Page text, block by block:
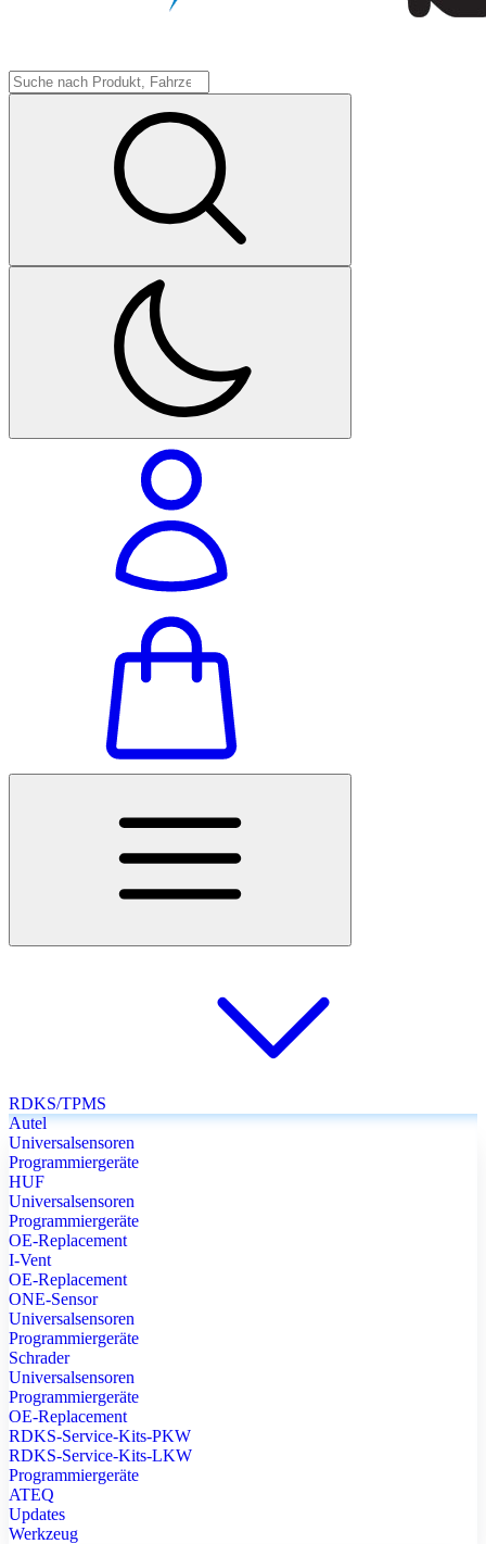
RDKS/TPMS
Autel
Universalsensoren
Programmiergeräte
HUF
Universalsensoren
Programmiergeräte
OE-Replacement
I-Vent
OE-Replacement
ONE-Sensor
Universalsensoren
Programmiergeräte
Schrader
Universalsensoren
Programmiergeräte
OE-Replacement
RDKS-Service-Kits-PKW
RDKS-Service-Kits-LKW
Programmiergeräte
ATEQ
Updates
Werkzeug